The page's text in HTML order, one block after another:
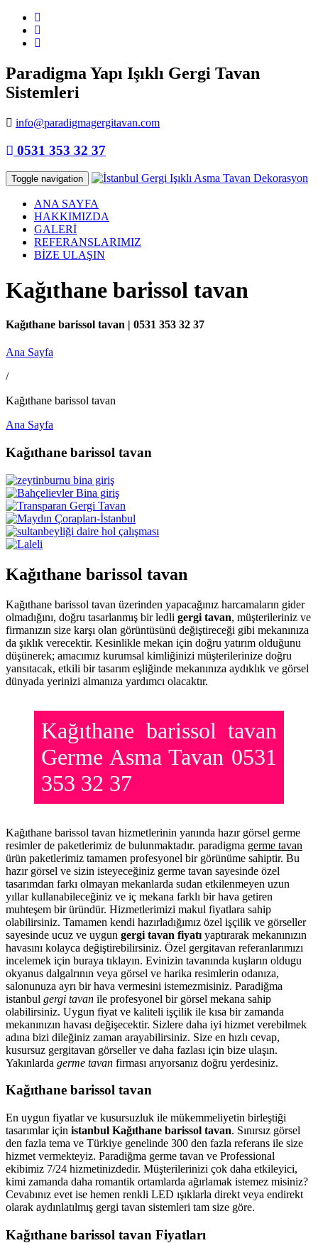
Paradigma Yapı Işıklı Gergi Tavan
Sistemleri
info@paradigmagergitavan.com
0531 353 32 37
Toggle navigation
ANA SAYFA
HAKKIMIZDA
GALERİ
REFERANSLARIMIZ
BİZE ULAŞIN
Kağıthane barissol tavan
Kağıthane barissol tavan | 0531 353 32 37
Ana Sayfa
/
Kağıthane barissol tavan
Ana Sayfa
Kağıthane barissol tavan
Kağıthane barissol tavan
Kağıthane barissol tavan üzerinden yapacağınız harcamaların gider
olmadığını, doğru tasarlanmış bir ledli gergi tavan, müşterileriniz ve
firmanızın size karşı olan görüntüsünü değiştireceği gibi mekanınıza
da şıklık verecektir. Kesinlikle mekan için doğru yatırım olduğunu
düşünerek; amacımız kurumsal kimliğinizi müşterilerinize doğru
yansıtacak, etkili bir tasarım eşliğinde mekanınıza aydıklık ve görsel
dünyada yerinizi almanıza yardımcı olacaktır.
Kağıthane barissol tavan
Germe Asma Tavan 0531
353 32 37
Kağıthane barissol tavan hizmetlerinin yanında hazır görsel germe
resimler de paketlerimiz de bulunmaktadır. paradigma germe tavan
ürün paketlerimiz tamamen profesyonel bir görünüme sahiptir. Bu
hazır görsel ve sizin isteyeceğiniz germe tavan sayesinde özel
tasarımdan farkı olmayan mekanlarda sudan etkilenmeyen uzun
yıllar kullanabileceğiniz ve iç mekana farklı bir hava getiren
muhteşem bir üründür. Hizmetlerimizi makul fiyatlara sahip
olabilirsiniz. Tamamen kendi hazırladığımız özel işçilik ve görseller
sayesinde ucuz ve uygun gergi tavan fiyatı yaptırarak mekanınızın
havasını kolayca değiştirebilirsiniz. Özel gergitavan referanlarımızı
incelemek için buraya tıklayın. Evinizin tavanında kuşların oldugu
okyanus dalgalrının veya görsel ve harika resimlerin odanıza,
salonunuza ayrı bir hava vermesini istemezmisiniz. Paradiğma
istanbul gergi tavan ile profesyonel bir görsel mekana sahip
olabilirsiniz. Uygun fiyat ve kaliteli işçilik ile kısa bir zamanda
mekanınızın havası değişecektir. Sizlere daha iyi hizmet verebilmek
adına bizi dileğiniz zaman arayabilirsiniz. Size en hızlı cevap,
kusursuz gergitavan görseller ve daha fazlası için bize ulaşın.
Yakınlarda germe tavan firması arıyorsanız doğru yerdesiniz.
Kağıthane barissol tavan
En uygun fiyatlar ve kusursuzluk ile mükemmeliyetin birleştiği
tasarımlar için istanbul Kağıthane barissol tavan. Sınırsız görsel
den fazla tema ve Türkiye genelinde 300 den fazla referans ile size
hizmet vermekteyiz. Paradiğma germe tavan ve Professional
ekibimiz 7/24 hizmetinizdedir. Müşterilerinizi çok daha etkileyici,
kimi zamanda daha romantik ortamlarda ağırlamak istemez misiniz?
Cevabınız evet ise hemen renkli LED ışıklarla direkt veya endirekt
olarak aydınlatılmış gergi tavan sistemleri tam size göre.
Kağıthane barissol tavan Fiyatları